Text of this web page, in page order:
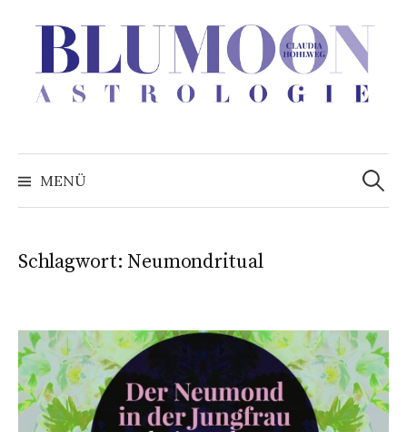
überspringen
MENÜ
Suchen
nach:
Schlagwort: Neumondritual